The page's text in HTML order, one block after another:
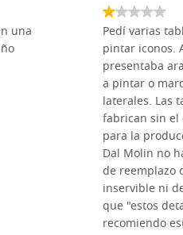
una
Pedí varias
pintar iconos.
presentaba
a pintar o
laterales. Las
fabrican sin el
para la
Dal Molin no
de reemplazo
inservible ni
que "estos
recomiendo